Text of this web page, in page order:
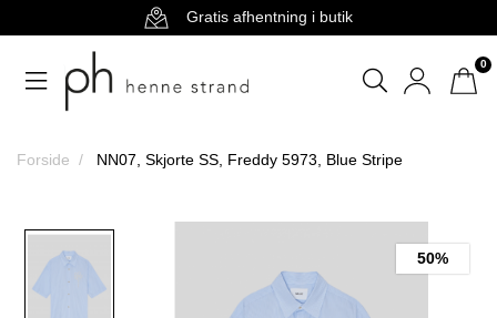
Gratis afhentning i butik
0
Forside NN07, Skjorte SS, Freddy 5973, Blue Stripe
50%